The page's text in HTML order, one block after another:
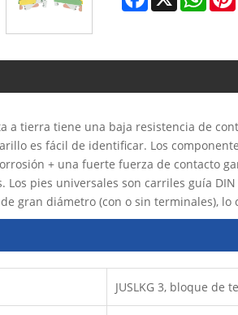
tierra tiene una baja resistencia de
es fácil de identificar. Los
+ una fuerte fuerza de contacto
Los pies universales son carriles guía
gran diámetro (con o sin terminales), lo
JUSLKG 3, bloque de